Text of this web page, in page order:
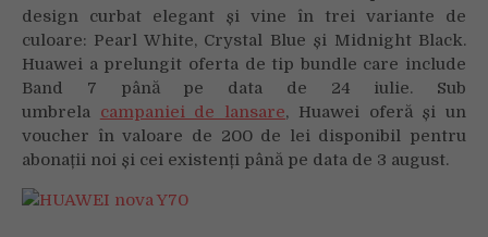
design curbat elegant și vine în trei variante de
culoare: Pearl White, Crystal Blue și Midnight Black.
Huawei a prelungit oferta de tip bundle care include
Band 7 până pe data de 24 iulie. Sub
umbrela campaniei de lansare, Huawei oferă și un
voucher în valoare de 200 de lei disponibil pentru
abonații noi și cei existenți până pe data de 3 august.